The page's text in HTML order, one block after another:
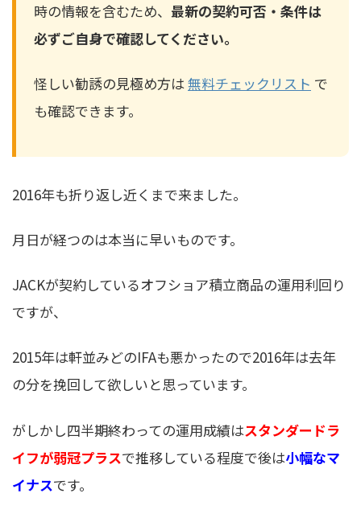
時の情報を含むため、 最新の契約可否・条件は
必ずご自身で確認してください。
怪しい勧誘の見極め方は無料チェックリスト で
も確認できます。
2016年も折り返し近くまで来ました。
月日が経つのは本当に早いものです。
JACKが契約しているオフショア積立商品の運用利回り
ですが、
2015年は軒並みどのIFAも悪かったので2016年は去年
の分を挽回して欲しいと思っています。
がしかし四半期終わっての運用成績はスタンダードラ
イフが弱冠プラスで推移している程度で後は小幅なマ
イナスです。